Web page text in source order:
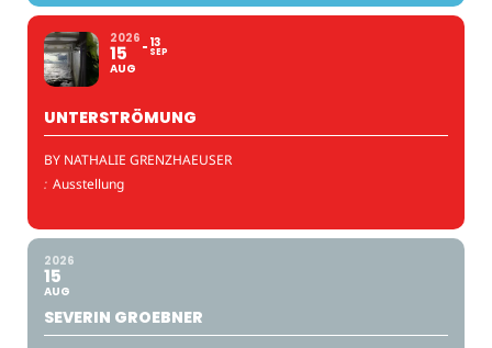
2026
15
AUG
13
SEP
UNTERSTRÖMUNG
BY NATHALIE GRENZHAEUSER
: Ausstellung
2026
15
AUG
SEVERIN GROEBNER